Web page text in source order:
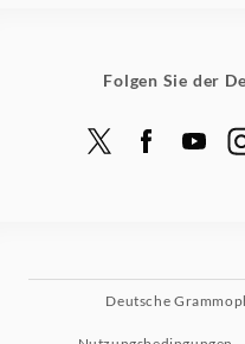
Folgen Sie der
Deutsche